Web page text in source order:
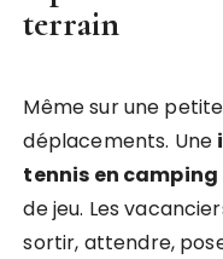
terrain
Même sur une
déplacements. Une
tennis en camping
de jeu. Les
sortir, attendre,